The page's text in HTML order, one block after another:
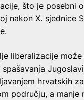
što je posebni
nakon X. sjednice
liberalizacije
spašavanja
hrvatskih
području, a manje